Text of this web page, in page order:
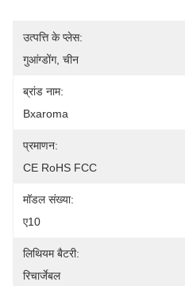
उत्पत्ति के प्लेस:
गुआंग्डोंग, चीन
ब्रांड नाम:
Bxaroma
प्रमाणन:
CE RoHS FCC
मॉडल संख्या:
ए10
लिथियम बैटरी:
रिचार्जेबल